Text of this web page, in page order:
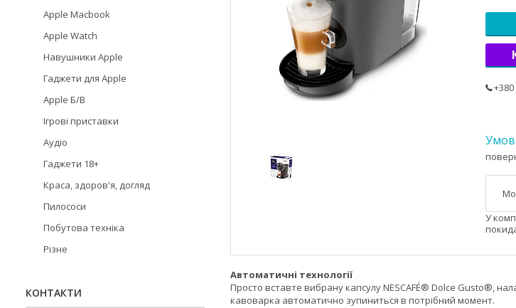
+380
У
Автоматичні технології
Просто вставте вибрану капсулу NESCAFÉ® Dolce Gusto®,
кавоварка автоматично зупиниться в потрібний момент.
Apple Macbook
Apple Watch
Навушники Apple
Гаджети для Apple
Apple Б/В
Ігрові приставки
Аудіо
Гаджети 18+
Краса, здоров'я, догляд
Пилососи
Побутова техніка
Різне
КОНТАКТИ